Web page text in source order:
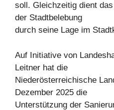
soll. Gleichzeitig dient
der Stadtbelebung
durch seine Lage im
Auf Initiative von
Leitner hat die
Niederösterreichische
Dezember 2025 die
Unterstützung der